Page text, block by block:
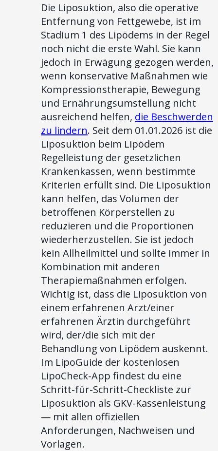
Die Liposuktion, also die operative
Entfernung von Fettgewebe, ist im
Stadium 1 des Lipödems in der Regel
noch nicht die erste Wahl. Sie kann
jedoch in Erwägung gezogen werden,
wenn konservative Maßnahmen wie
Kompressionstherapie, Bewegung
und Ernährungsumstellung nicht
ausreichend helfen, die Beschwerden
zu lindern. Seit dem 01.01.2026 ist die
Liposuktion beim Lipödem
Regelleistung der gesetzlichen
Krankenkassen, wenn bestimmte
Kriterien erfüllt sind. Die Liposuktion
kann helfen, das Volumen der
betroffenen Körperstellen zu
reduzieren und die Proportionen
wiederherzustellen. Sie ist jedoch
kein Allheilmittel und sollte immer in
Kombination mit anderen
Therapiemaßnahmen erfolgen.
Wichtig ist, dass die Liposuktion von
einem erfahrenen Arzt/einer
erfahrenen Ärztin durchgeführt
wird, der/die sich mit der
Behandlung von Lipödem auskennt.
Im LipoGuide der kostenlosen
LipoCheck-App findest du eine
Schritt-für-Schritt-Checkliste zur
Liposuktion als GKV-Kassenleistung
— mit allen offiziellen
Anforderungen, Nachweisen und
Vorlagen.